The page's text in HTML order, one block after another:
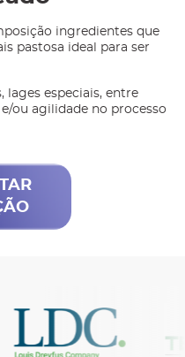
ingredientes que
pastosa ideal para ser
lages especiais, entre
ou agilidade no processo